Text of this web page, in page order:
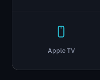
Apple TV